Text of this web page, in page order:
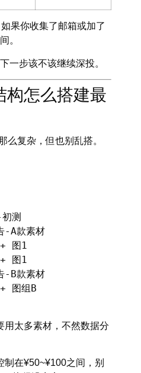
果你收集了邮箱或加了
。
一步该不该继续深投。
构怎么搭建最
么复杂，但也别乱搭。
测
-A款素材
图1
图1
-B款素材
图组B
用太多素材，不然数据分
制在¥50~¥100之间，别